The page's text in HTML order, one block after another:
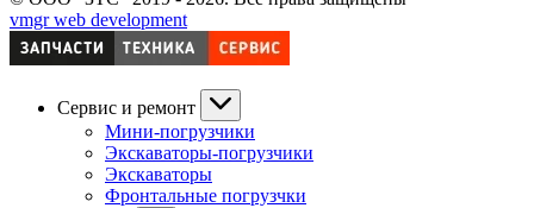
vmgr web development
Сервис и ремонт
Мини-погрузчики
Экскаваторы-погрузчики
Экскаваторы
Фронтальные погрузчки